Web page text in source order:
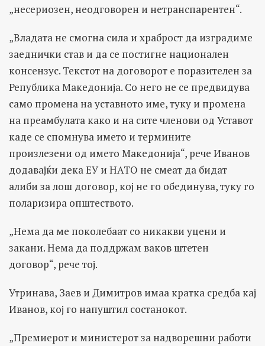
„несериозен, неодговорен и нетранспарентен“.
„Владата не смогна сила и храброст да изградиме
заеднички став и да се постигне национален
консензус. Текстот на договорот е поразителен за
Република Македонија. Со него не се предвидува
само промена на уставното име, туку и промена
на преамбулата како и на сите членови од Уставот
каде се спомнува името и термините
произлезени од името Македонија“, рече Иванов
додавајќи дека ЕУ и НАТО не смеат да бидат
алиби за лош договор, кој не го обединува, туку го
поларизира општеството.
„Нема да ме поколебаат со никакви уцени и
закани. Нема да поддржам ваков штетен
договор“, рече тој.
Утринава, Заев и Димитров имаа кратка средба кај
Иванов, кој го напуштил состанокот.
„Премиерот и министерот за надворешни работи